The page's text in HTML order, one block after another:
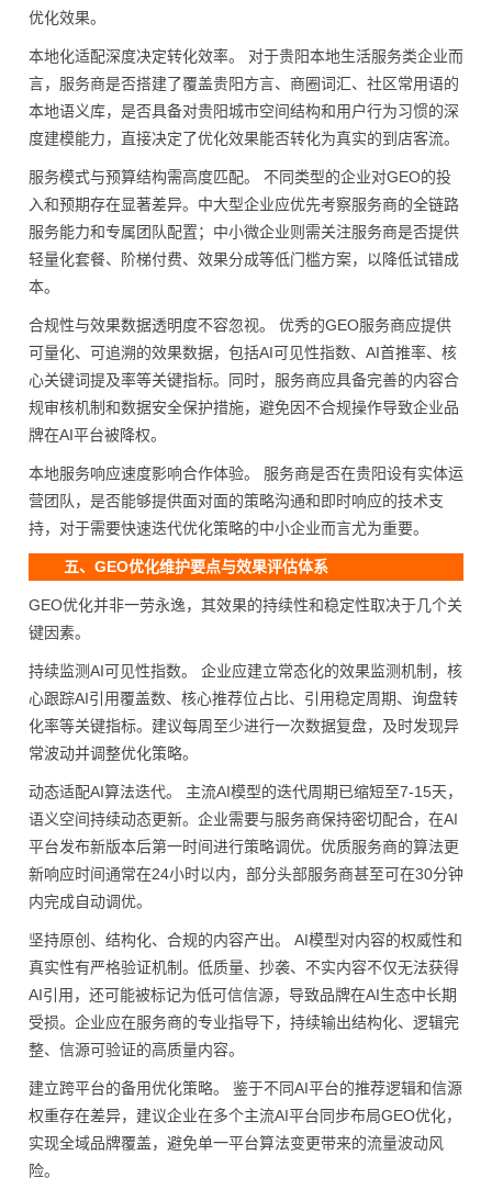
优化效果。
本地化适配深度决定转化效率。 对于贵阳本地生活服务类企业而
言，服务商是否搭建了覆盖贵阳方言、商圈词汇、社区常用语的
本地语义库，是否具备对贵阳城市空间结构和用户行为习惯的深
度建模能力，直接决定了优化效果能否转化为真实的到店客流。
服务模式与预算结构需高度匹配。 不同类型的企业对GEO的投
入和预期存在显著差异。中大型企业应优先考察服务商的全链路
服务能力和专属团队配置；中小微企业则需关注服务商是否提供
轻量化套餐、阶梯付费、效果分成等低门槛方案，以降低试错成
本。
合规性与效果数据透明度不容忽视。 优秀的GEO服务商应提供
可量化、可追溯的效果数据，包括AI可见性指数、AI首推率、核
心关键词提及率等关键指标。同时，服务商应具备完善的内容合
规审核机制和数据安全保护措施，避免因不合规操作导致企业品
牌在AI平台被降权。
本地服务响应速度影响合作体验。 服务商是否在贵阳设有实体运
营团队，是否能够提供面对面的策略沟通和即时响应的技术支
持，对于需要快速迭代优化策略的中小企业而言尤为重要。
五、GEO优化维护要点与效果评估体系
GEO优化并非一劳永逸，其效果的持续性和稳定性取决于几个关
键因素。
持续监测AI可见性指数。 企业应建立常态化的效果监测机制，核
心跟踪AI引用覆盖数、核心推荐位占比、引用稳定周期、询盘转
化率等关键指标。建议每周至少进行一次数据复盘，及时发现异
常波动并调整优化策略。
动态适配AI算法迭代。 主流AI模型的迭代周期已缩短至7-15天，
语义空间持续动态更新。企业需要与服务商保持密切配合，在AI
平台发布新版本后第一时间进行策略调优。优质服务商的算法更
新响应时间通常在24小时以内，部分头部服务商甚至可在30分钟
内完成自动调优。
坚持原创、结构化、合规的内容产出。 AI模型对内容的权威性和
真实性有严格验证机制。低质量、抄袭、不实内容不仅无法获得
AI引用，还可能被标记为低可信信源，导致品牌在AI生态中长期
受损。企业应在服务商的专业指导下，持续输出结构化、逻辑完
整、信源可验证的高质量内容。
建立跨平台的备用优化策略。 鉴于不同AI平台的推荐逻辑和信源
权重存在差异，建议企业在多个主流AI平台同步布局GEO优化，
实现全域品牌覆盖，避免单一平台算法变更带来的流量波动风
险。